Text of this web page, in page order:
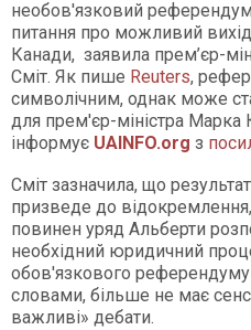
необов'язковий
питання про можливий вихід
Канади, заявила прем’єр-
Сміт. Як пише Reuters,
символічним, однак може
для прем'єр-міністра Марка
інформує UAINFO.org з
Сміт зазначила, що
призведе до
повинен уряд Альберти
необхідний юридичний
обов'язкового референдуму
словами, більше не має
важливі» дебати.